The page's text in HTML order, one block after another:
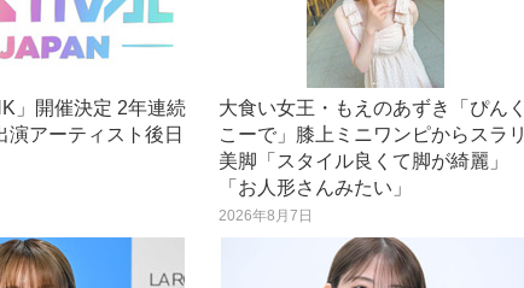
」開催決定 2年連続
演アーティスト後日
大食い女王・もえのあずき「ぴんく
こーで」膝上ミニワンピからスラリ
美脚「スタイル良くて脚が綺麗」
「お人形さんみたい」
2026年8月7日